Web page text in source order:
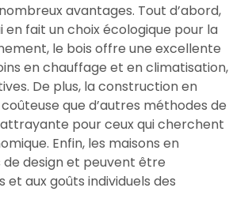
avantages. Tout d’abord,
fait un choix écologique pour la
le bois offre une excellente
en chauffage et en climatisation,
De plus, la construction en
que d’autres méthodes de
pour ceux qui cherchent
Enfin, les maisons en
design et peuvent être
aux goûts individuels des